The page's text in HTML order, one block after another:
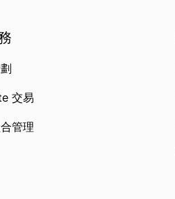
交易
管理